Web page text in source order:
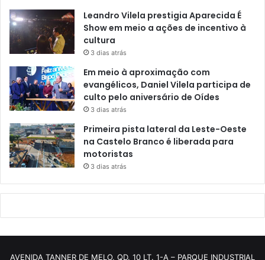
Leandro Vilela prestigia Aparecida É
Show em meio a ações de incentivo à
cultura
3 dias atrás
Em meio à aproximação com
evangélicos, Daniel Vilela participa de
culto pelo aniversário de Oídes
3 dias atrás
Primeira pista lateral da Leste-Oeste
na Castelo Branco é liberada para
motoristas
3 dias atrás
AVENIDA TANNER DE MELO, QD. 10 LT. 1-A – PARQUE INDUSTRIAL